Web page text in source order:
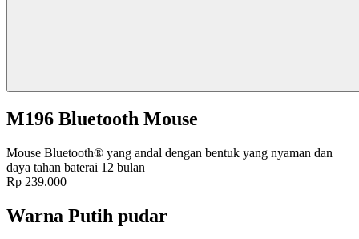
M196 Bluetooth Mouse
Mouse Bluetooth® yang andal dengan bentuk yang nyaman dan
daya tahan baterai 12 bulan
Rp 239.000
Warna Putih pudar